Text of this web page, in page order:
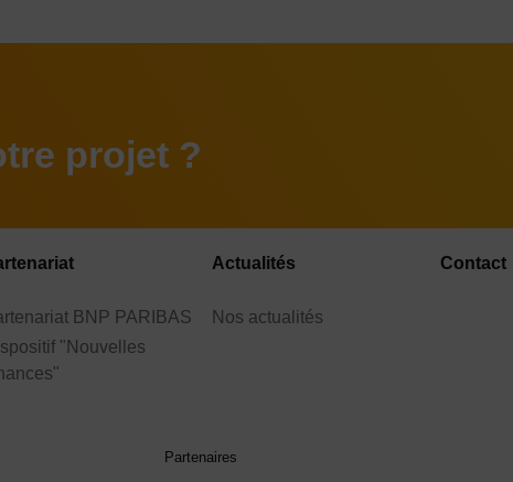
projet ?
BNP PARIBAS
"Nouvelles
Actualités
Nos actualités
Contact
Partenaires